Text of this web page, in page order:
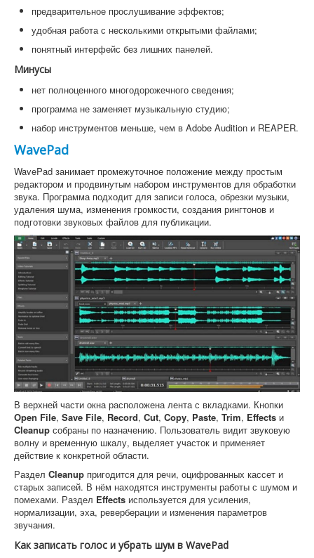
предварительное прослушивание эффектов;
удобная работа с несколькими открытыми файлами;
понятный интерфейс без лишних панелей.
Минусы
нет полноценного многодорожечного сведения;
программа не заменяет музыкальную студию;
набор инструментов меньше, чем в Adobe Audition и REAPER.
WavePad
WavePad занимает промежуточное положение между простым
редактором и продвинутым набором инструментов для обработки
звука. Программа подходит для записи голоса, обрезки музыки,
удаления шума, изменения громкости, создания рингтонов и
подготовки звуковых файлов для публикации.
В верхней части окна расположена лента с вкладками. Кнопки
Open File, Save File, Record, Cut, Copy, Paste, Trim, Effects и
Cleanup собраны по назначению. Пользователь видит звуковую
волну и временную шкалу, выделяет участок и применяет
действие к конкретной области.
Раздел Cleanup пригодится для речи, оцифрованных кассет и
старых записей. В нём находятся инструменты работы с шумом и
помехами. Раздел Effects используется для усиления,
нормализации, эха, реверберации и изменения параметров
звучания.
Как записать голос и убрать шум в WavePad